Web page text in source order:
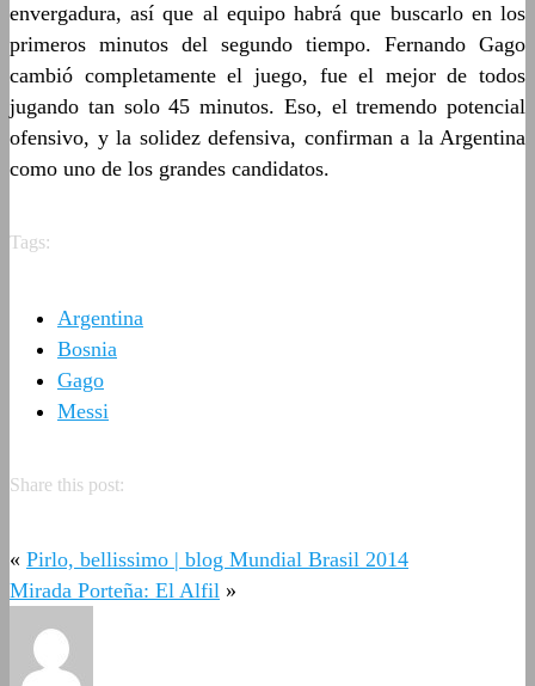
envergadura, así que al equipo habrá que buscarlo en los
primeros minutos del segundo tiempo. Fernando Gago
cambió completamente el juego, fue el mejor de todos
jugando tan solo 45 minutos. Eso, el tremendo potencial
ofensivo, y la solidez defensiva, confirman a la Argentina
como uno de los grandes candidatos.
Tags:
Argentina
Bosnia
Gago
Messi
Share this post:
« Pirlo, bellissimo | blog Mundial Brasil 2014
Mirada Porteña: El Alfil »